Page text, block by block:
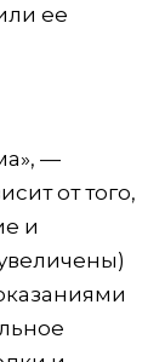
ее
—
от того,
и